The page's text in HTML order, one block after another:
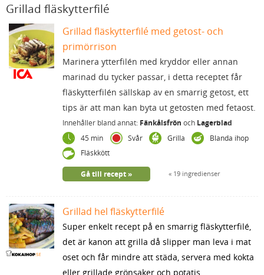
Grillad fläskytterfilé
Grillad fläskytterfilé med getost- och
primörrison
Marinera ytterfilén med kryddor eller annan
marinad du tycker passar, i detta receptet får
fläskytterfilén sällskap av en smarrig getost, ett
tips är att man kan byta ut getosten med fetaost.
Innehåller bland annat: Fänkålsfrön och Lagerblad
45 min
Svår Grilla
Blanda ihop
Fläskkött
19 ingredienser
Gå till recept
Grillad hel fläskytterfilé
Super enkelt recept på en smarrig fläskytterfilé,
det är kanon att grilla då slipper man leva i mat
oset och får mindre att städa, servera med kokta
eller grillade grönsaker och potatis.